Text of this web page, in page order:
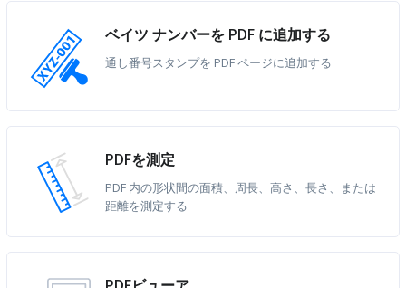
ベイツ ナンバーを PDF に追加する
通し番号スタンプを PDF ページに追加する
PDFを測定
PDF 内の形状間の面積、周長、高さ、長さ、または
距離を測定する